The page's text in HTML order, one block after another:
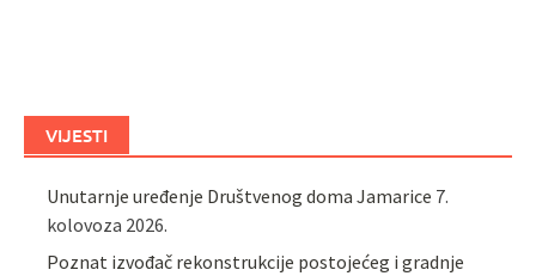
VIJESTI
Unutarnje uređenje Društvenog doma Jamarice 7.
kolovoza 2026.
Poznat izvođač rekonstrukcije postojećeg i gradnje